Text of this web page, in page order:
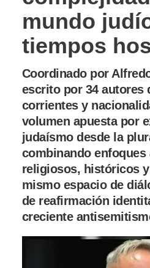
mundo
tiempos
Coordinado por
escrito por 34 autores
corrientes y
volumen apuesta por
judaísmo desde la
combinando enfoques
religiosos, históricos
mismo espacio de
de reafirmación
creciente